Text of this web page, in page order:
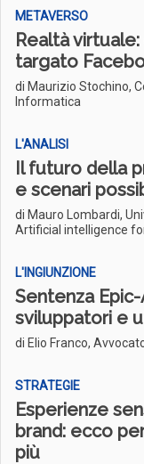
METAVERSO
Realtà
targato
di Maurizio Stochino,
Informatica
L'ANALISI
Il futuro della
e scenari
di Mauro Lombardi,
Artificial intelligence
L'INGIUNZIONE
Sentenza
sviluppatori e
di Elio Franco,
STRATEGIE
Esperienze
brand: ecco
più